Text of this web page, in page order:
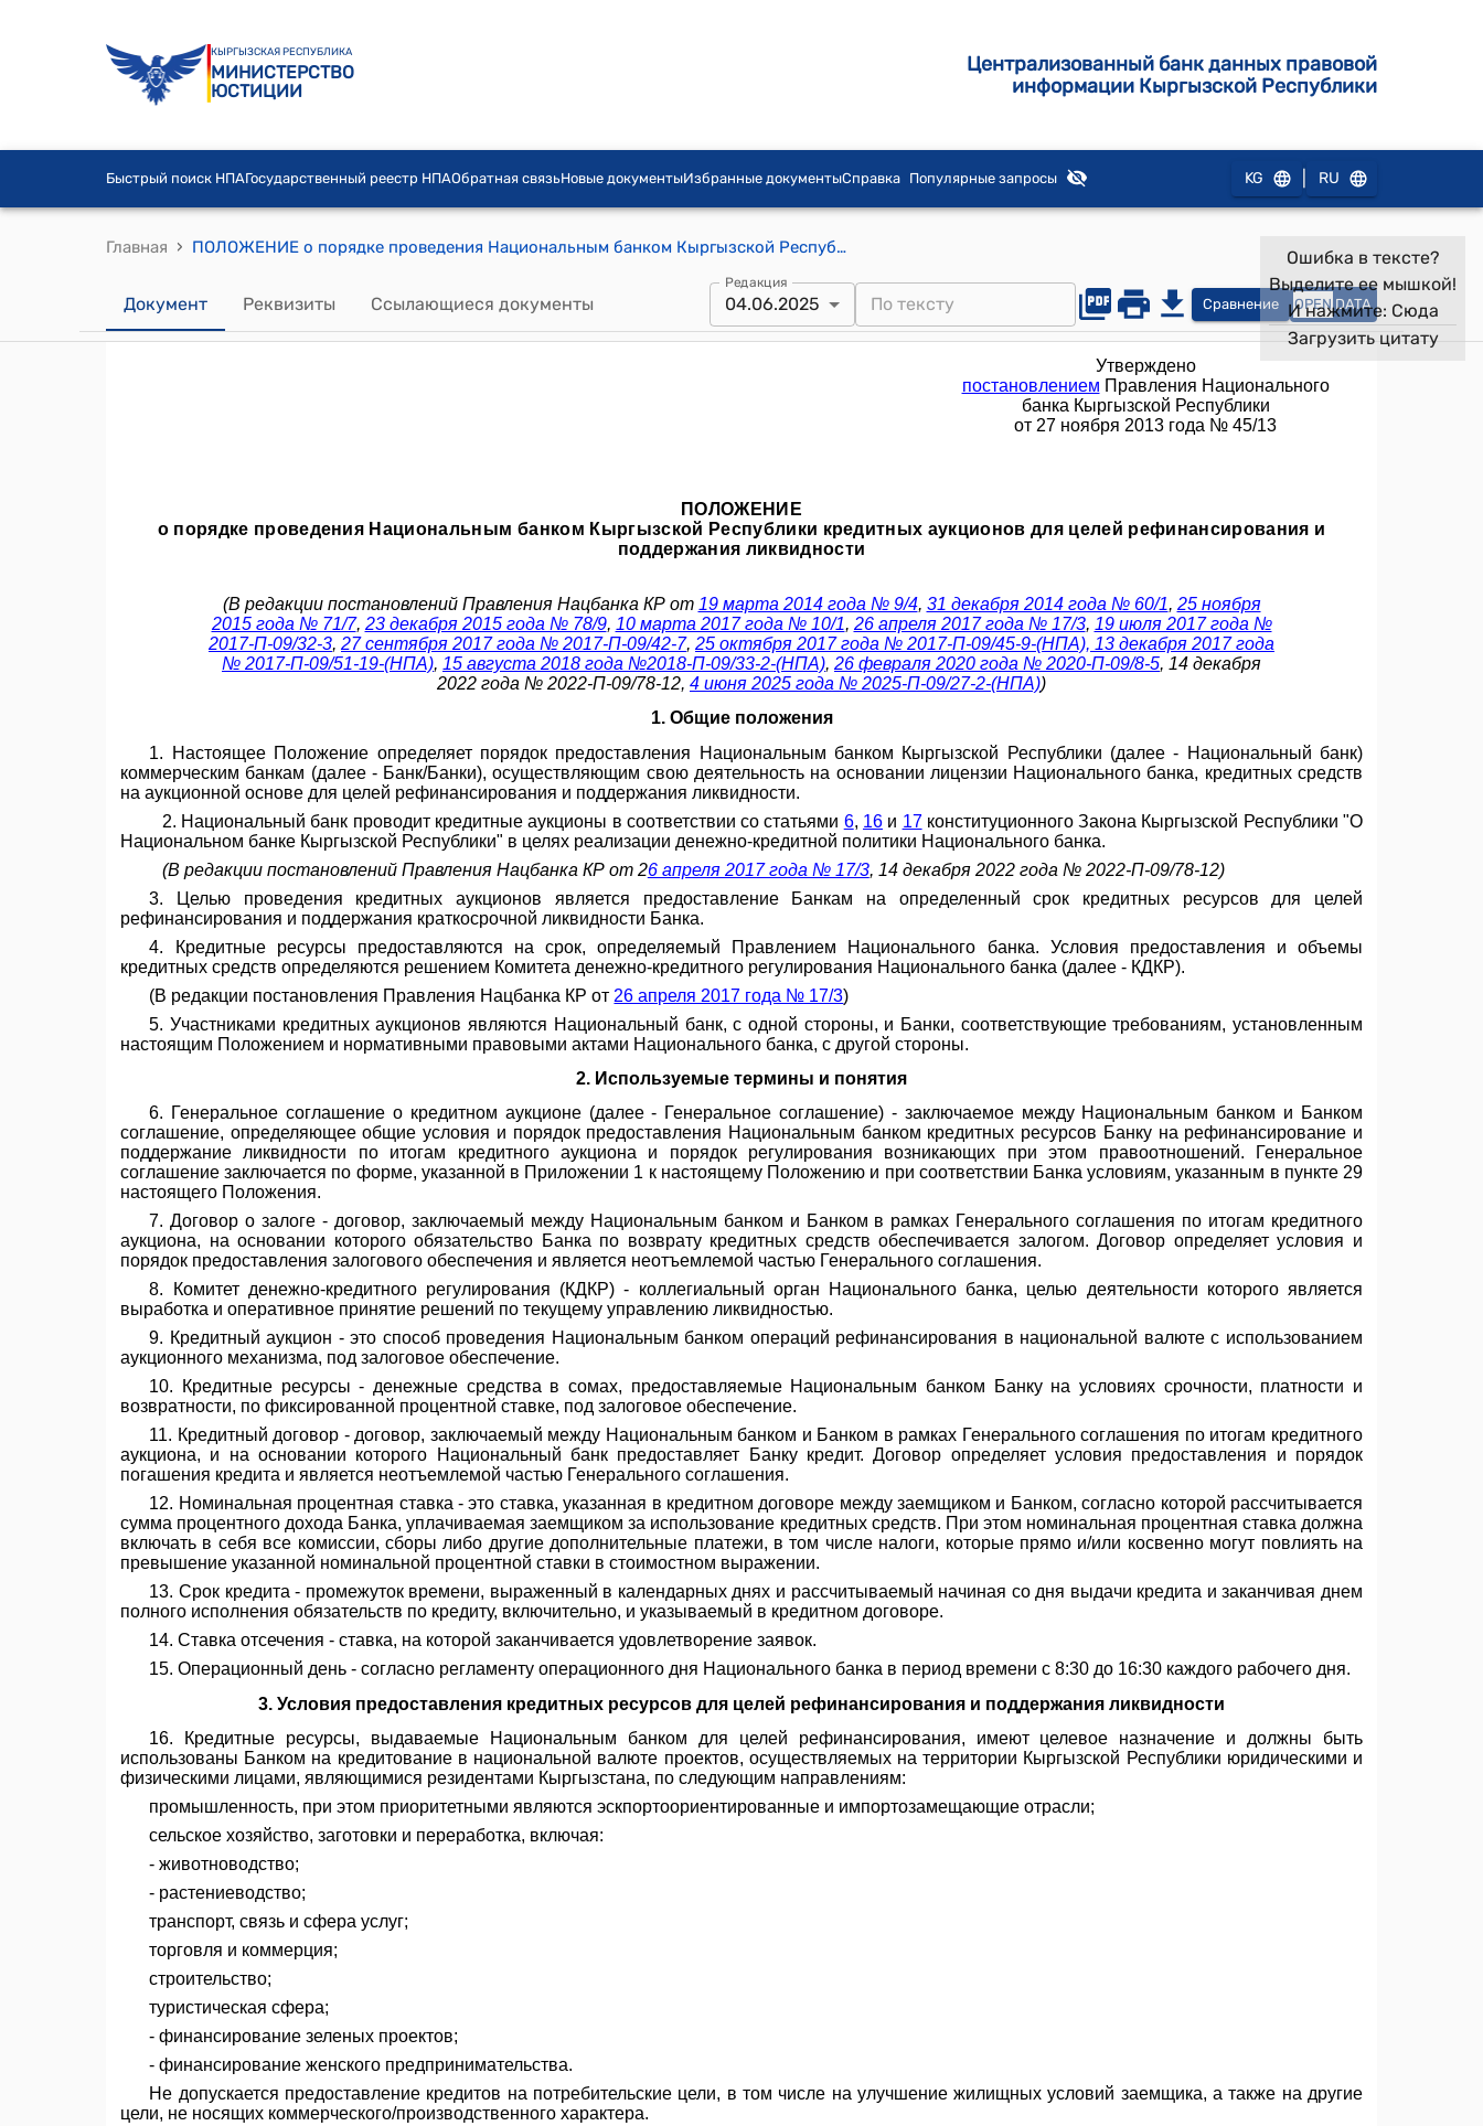
КЫРГЫЗСКАЯ РЕСПУБЛИКА
МИНИСТЕРСТВО
ЮСТИЦИИ
Централизованный банк данных правовой
информации Кыргызской Республики
Быстрый поиск НПАГосударственный реестр НПАОбратная связьНовые документыИзбранные документыСправка Популярные запросы KG RU
Главная › ПОЛОЖЕНИЕ о порядке проведения Национальным банком Кыргызской Республики кредитных аукционов для целей рефинансирования и поддержания ликвидности (утверждено постановлением Правления Национального банка Кыргызской Республики от 27 ноября 2013 года № 45/13)
Документ Реквизиты Ссылающиеся документы
Редакция
04.06.2025 Сравнение OPEN DATA
Ошибка в тексте?
Выделите ее мышкой!
И нажмите: Сюда
Загрузить цитату